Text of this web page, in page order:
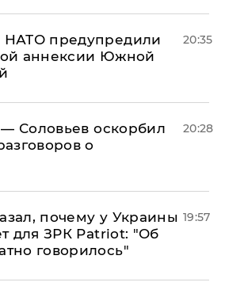
НАТО предупредили
аннексии Южной
20:35
Соловьев оскорбил
о
20:28
почему у Украины
для ЗРК Patriot: "Об
говорилось"
19:57